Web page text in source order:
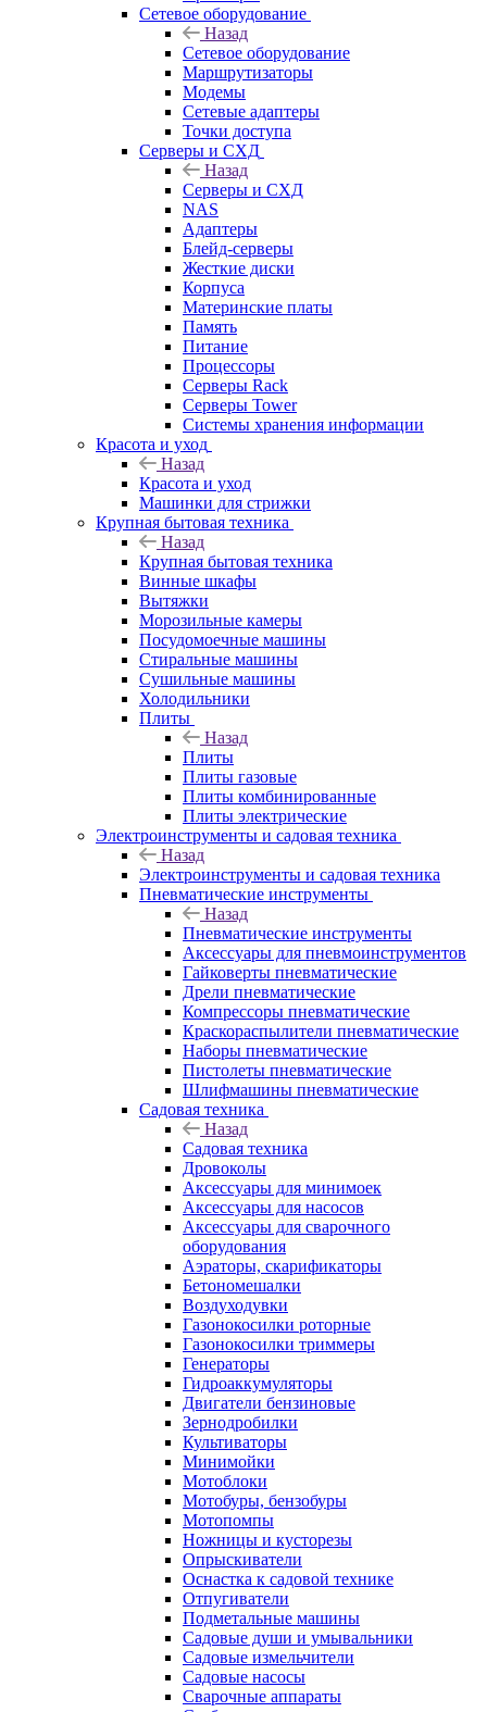
Сетевое оборудование
Назад
Сетевое оборудование
Маршрутизаторы
Модемы
Сетевые адаптеры
Точки доступа
Серверы и СХД
Назад
Серверы и СХД
NAS
Адаптеры
Блейд-серверы
Жесткие диски
Корпуса
Материнские платы
Память
Питание
Процессоры
Серверы Rack
Серверы Tower
Системы хранения информации
Красота и уход
Назад
Красота и уход
Машинки для стрижки
Крупная бытовая техника
Назад
Крупная бытовая техника
Винные шкафы
Вытяжки
Морозильные камеры
Посудомоечные машины
Стиральные машины
Сушильные машины
Холодильники
Плиты
Назад
Плиты
Плиты газовые
Плиты комбинированные
Плиты электрические
Электроинструменты и садовая техника
Назад
Электроинструменты и садовая техника
Пневматические инструменты
Назад
Пневматические инструменты
Аксессуары для пневмоинструментов
Гайковерты пневматические
Дрели пневматические
Компрессоры пневматические
Краскораспылители пневматические
Наборы пневматические
Пистолеты пневматические
Шлифмашины пневматические
Садовая техника
Назад
Садовая техника
Дровоколы
Аксессуары для минимоек
Аксессуары для насосов
Аксессуары для сварочного
оборудования
Аэраторы, скарификаторы
Бетономешалки
Воздуходувки
Газонокосилки роторные
Газонокосилки триммеры
Генераторы
Гидроаккумуляторы
Двигатели бензиновые
Зернодробилки
Культиваторы
Минимойки
Мотоблоки
Мотобуры, бензобуры
Мотопомпы
Ножницы и кусторезы
Опрыскиватели
Оснастка к садовой технике
Отпугиватели
Подметальные машины
Садовые души и умывальники
Садовые измельчители
Садовые насосы
Сварочные аппараты